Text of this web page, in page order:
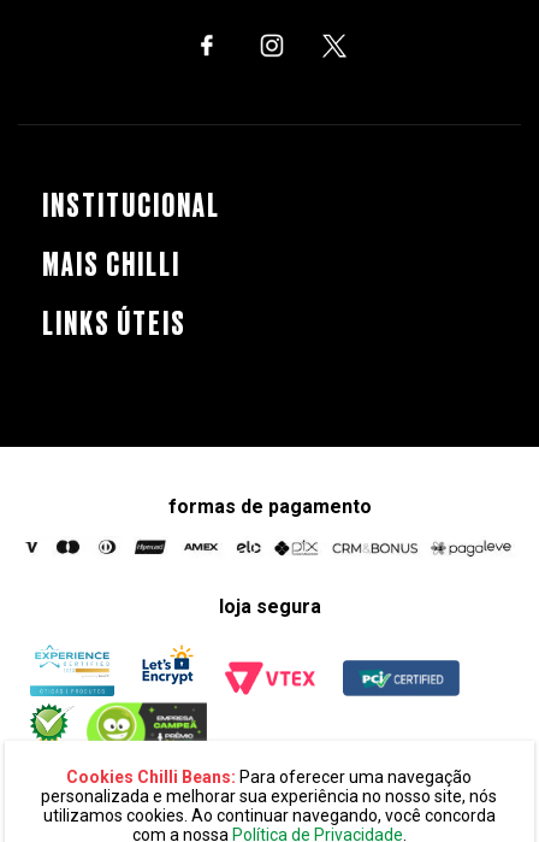
Cookies Chilli Beans: Para oferecer uma navegação
personalizada e melhorar sua experiência no nosso site, nós
utilizamos cookies. Ao continuar navegando, você concorda
com a nossa Política de Privacidade.
INSTITUCIONAL
MAIS CHILLI
LINKS ÚTEIS
formas de pagamento
loja segura